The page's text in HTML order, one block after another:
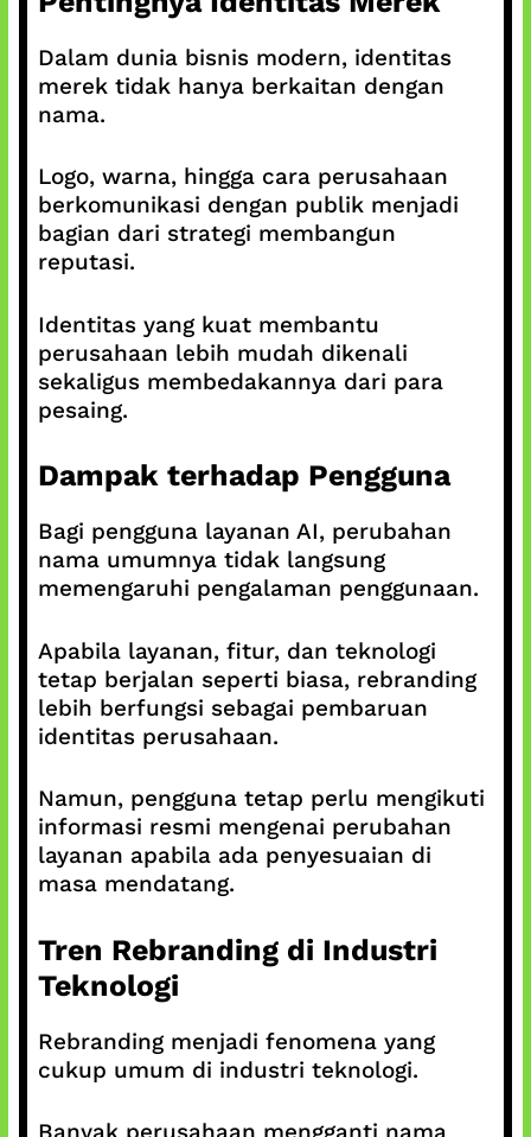
Dalam dunia bisnis modern, identitas
merek tidak hanya berkaitan dengan
nama.
Logo, warna, hingga cara perusahaan
berkomunikasi dengan publik menjadi
bagian dari strategi membangun
reputasi.
Identitas yang kuat membantu
perusahaan lebih mudah dikenali
sekaligus membedakannya dari para
pesaing.
Dampak terhadap Pengguna
Bagi pengguna layanan AI, perubahan
nama umumnya tidak langsung
memengaruhi pengalaman penggunaan.
Apabila layanan, fitur, dan teknologi
tetap berjalan seperti biasa, rebranding
lebih berfungsi sebagai pembaruan
identitas perusahaan.
Namun, pengguna tetap perlu mengikuti
informasi resmi mengenai perubahan
layanan apabila ada penyesuaian di
masa mendatang.
Tren Rebranding di Industri
Teknologi
Rebranding menjadi fenomena yang
cukup umum di industri teknologi.